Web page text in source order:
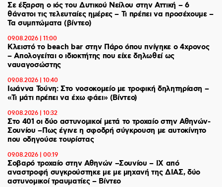
Σε έξαρση ο ιός του Δυτικού Νείλου στην Αττική – 6
θάνατοι τις τελευταίες ημέρες – Τι πρέπει να προσέχουμε –
Τα συμπτώματα (βίντεο)
09.08.2026 | 11:00
Κλειστό το beach bar στην Πάρο όπου πνίγηκε ο 4χρονος
– Απολογείται ο ιδιοκτήτης που είχε δηλωθεί ως
ναυαγοσώστης
09.08.2026 | 10:40
Ιωάννα Τούνη: Στο νοσοκομείο με τροφική δηλητηρίαση –
«Τι μάτι πρέπει να έχω φάει» (Βίντεο)
09.08.2026 | 10:32
Στο 401 οι δύο αστυνομικοί μετά το τροχαίο στην Αθηνών-
Σουνίου –Πως έγινε η σφοδρή σύγκρουση με αυτοκίνητο
που οδηγούσε τουρίστας
09.08.2026 | 00:19
Σοβαρό τροχαίο στην Αθηνών –Σουνίου – ΙΧ από
αναστροφή συγκρούστηκε με με μηχανή της ΔΙΑΣ, δύο
αστυνομικοί τραυματίες – Βίντεο